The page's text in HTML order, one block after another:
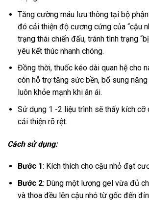
Tăng cường máu lưu thông tại bộ
đó cải thiện độ cương cứng của “cậu
trạng thái chiến đấu, tránh tình trạng
yêu kết thúc nhanh chóng.
Đồng thời, thuốc kéo dài quan hệ cho
còn hỗ trợ tăng sức bền, bổ sung
luôn khỏe mạnh khi ân ái.
Sử dụng 1 -2 liệu trình sẽ thấy kích
cải thiện rõ rệt.
Cách sử dụng:
Bước 1: Kích thích cho cậu nhỏ đạt
Bước 2: Dùng một lượng gel vừa đủ
và thoa đều lên cậu nhỏ từ gốc đến